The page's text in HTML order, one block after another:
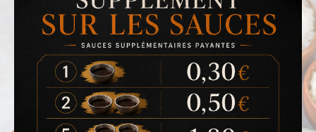
ACCUEIL
LA CARTE
VOTRE COMPTE
NOTRE RESTAURANT